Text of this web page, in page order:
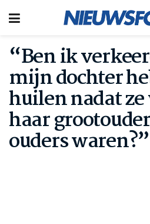
“Ben ik
mijn dochter
huilen nadat
haar
ouders waren?”